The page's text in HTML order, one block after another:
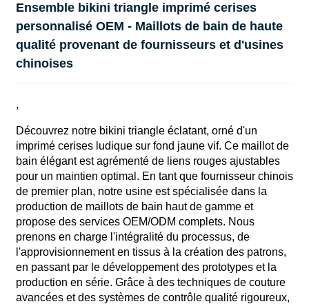
Ensemble bikini triangle imprimé cerises
personnalisé OEM - Maillots de bain de haute
qualité provenant de fournisseurs et d'usines
chinoises
,
Découvrez notre bikini triangle éclatant, orné d'un
imprimé cerises ludique sur fond jaune vif. Ce maillot de
bain élégant est agrémenté de liens rouges ajustables
pour un maintien optimal. En tant que fournisseur chinois
de premier plan, notre usine est spécialisée dans la
production de maillots de bain haut de gamme et
propose des services OEM/ODM complets. Nous
prenons en charge l'intégralité du processus, de
l'approvisionnement en tissus à la création des patrons,
en passant par le développement des prototypes et la
production en série. Grâce à des techniques de couture
avancées et des systèmes de contrôle qualité rigoureux,